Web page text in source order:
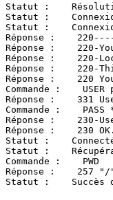
Statut :
Statut :
Statut :
Réponse :
Réponse :    220-
Réponse :    220-
Réponse :    220-
Réponse :    220
Commande :    USER
Réponse :    331
Commande :
Réponse :    230-
Réponse :    230
Statut :
Statut :
Commande :    PWD
Réponse :    257
Statut :    Succès